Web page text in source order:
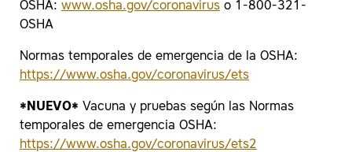
OSHA: www.osha.gov/coronavirus o 1-800-321-
OSHA
Normas temporales de emergencia de la OSHA:
https://www.osha.gov/coronavirus/ets
*NUEVO* Vacuna y pruebas según las Normas
temporales de emergencia OSHA:
https://www.osha.gov/coronavirus/ets2